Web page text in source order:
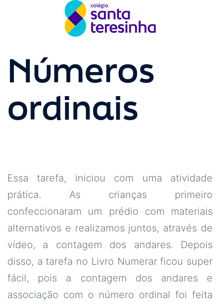
Números
ordinais
Essa tarefa, iniciou com uma atividade
prática. As crianças primeiro
confeccionaram um prédio com materiais
alternativos e realizamos juntos, através de
vídeo, a contagem dos andares. Depois
disso, a tarefa no Livro Numerar ficou super
fácil, pois a contagem dos andares e
associação com o número ordinal foi feita